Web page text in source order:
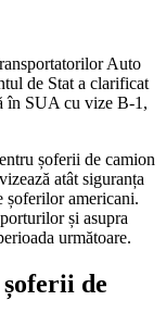
Auto
de Stat a clarificat
în SUA cu vize B-1,
șoferii de camion
atât siguranța
șoferilor americani.
și asupra
următoare.
de